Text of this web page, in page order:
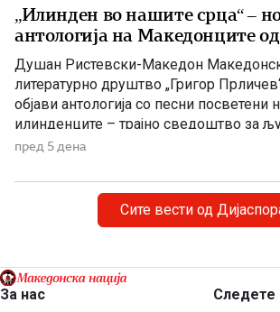
„Илинден во нашите срца“ –
антологија на Македонците
Душан Ристевски-Македон
литературно друштво „Григор
објави антологија со песни
илинденците – трајно сведоштво за
Македонија, непокорот и борбата за
Македонското литературно друштво
од Сиднеј ја објави поетската
нашите срца“, во која се […]
пред 5 дена
Сите вести од
За нас
Следете